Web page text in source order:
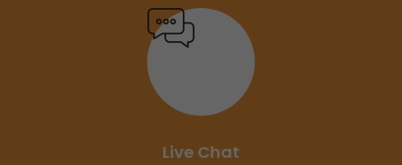
Live Chat